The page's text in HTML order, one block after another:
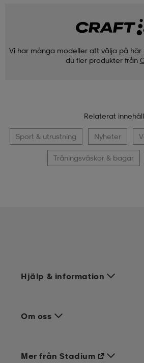
Vi har många modeller att välja på
du fler produkter från
Relaterat innehåll
Sport & utrustning Nyheter
Träningsväskor & bagar
Hjälp & information
Om oss
Mer från Stadium